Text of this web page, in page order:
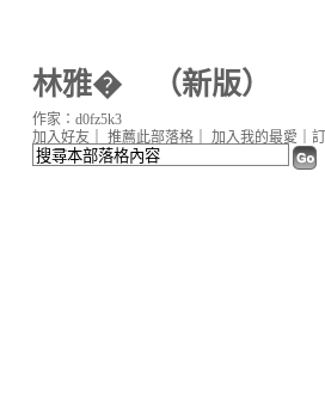
林雅� （新版）
加入好友 推薦此部落格 加入我的最愛
作家：d0fz5k3